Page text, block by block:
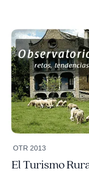
OTR 2013
El Turismo